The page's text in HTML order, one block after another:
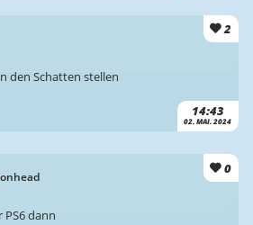
2
14:43
02. MAI. 2024
den Schatten stellen
0
dann